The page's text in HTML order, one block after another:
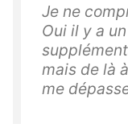
Je ne
Oui il y a
mais de là
me